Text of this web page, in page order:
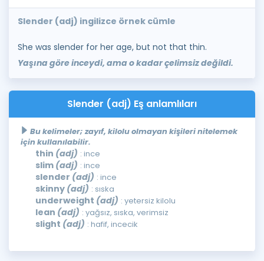
Slender (adj) ingilizce örnek cümle
She was slender for her age, but not that thin.
Yaşına göre inceydi, ama o kadar çelimsiz değildi.
Slender (adj) Eş anlamlıları
Bu kelimeler; zayıf, kilolu olmayan kişileri nitelemek
için kullanılabilir.
thin (adj) : ince
slim (adj) : ince
slender (adj) : ince
skinny (adj) : sıska
underweight (adj) : yetersiz kilolu
lean (adj) : yağsız, sıska, verimsiz
slight (adj) : hafif, incecik